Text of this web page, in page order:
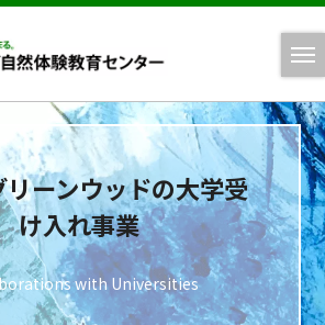
ーンウッドの大学受
け入れ事業
with Universities